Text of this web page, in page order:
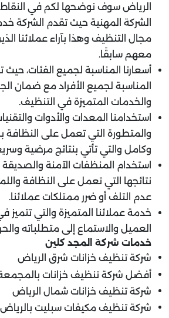
الرياض سوف نوضحها لكم في النقاط
الشركة المهنية حيث تقدم الشركة
مجال التنظيف وهذا بآراء عملائنا
معهم سابقًا.
أسعارنا المناسبة لجميع الفئات، حيث
المناسبة لجميع الأفراد مع ضمان
والخدمات المتميزة في التنظيف.
استخدامنا المعدات والأدوات
والمتطورة التي تعمل على
وكامل والتي تأتي بنتائج مرضية
استخدام المنظفات الآمنة
نتائجها التي تعمل على النظافة
عدم التلف أو ضرر ممتلكات عملائنا.
خدمة عملائنا المتميزة والتي تتميز
العميل والاستماع إلى متطلباته
خدمات شركة المجد كلين
شركة تنظيف خزانات شرق الرياض
أفضل شركة تنظيف خزانات
شركة تنظيف خزانات شمال الرياض
شركة تنظيف مكيفات سبليت بالرياض